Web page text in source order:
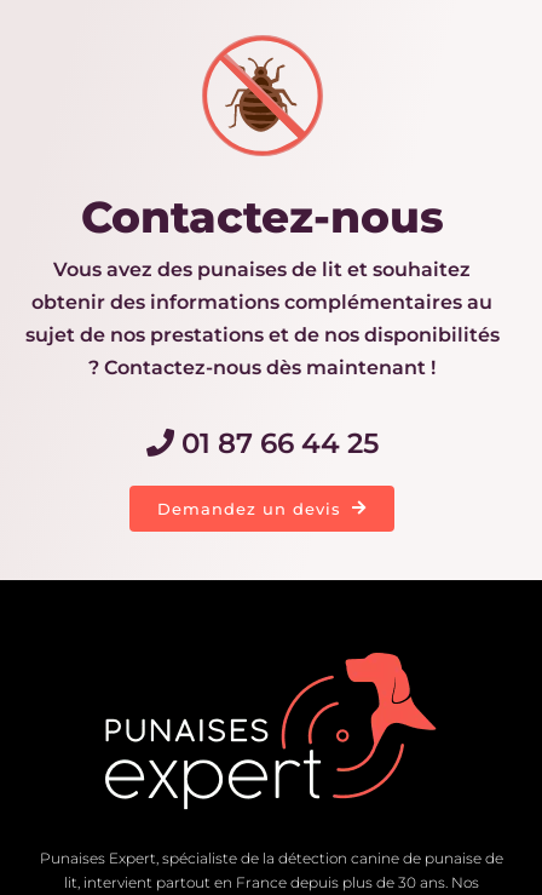
Contactez-nous
Vous avez des punaises de lit et souhaitez
obtenir des informations complémentaires au
sujet de nos prestations et de nos disponibilités
? Contactez-nous dès maintenant !
01 87 66 44 25
Demandez un devis
Punaises Expert, spécialiste de la détection canine de punaise de
lit, intervient partout en France depuis plus de 30 ans. Nos